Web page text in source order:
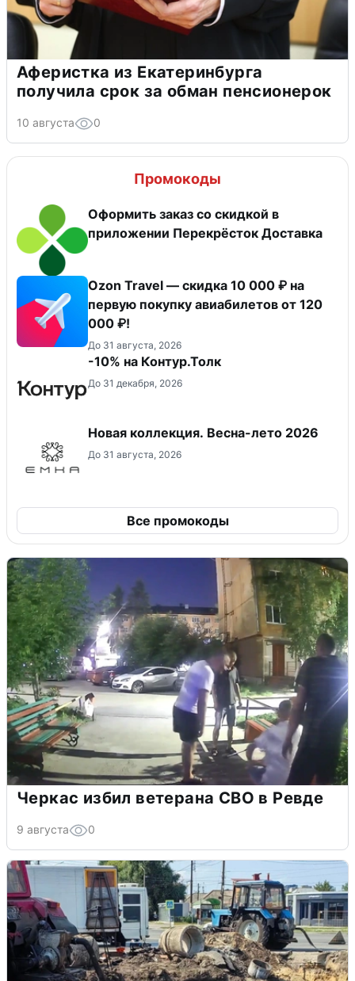
Аферистка из Екатеринбурга
получила срок за обман пенсионерок
10 августа 0
Промокоды
Оформить заказ со скидкой в
приложении Перекрёсток Доставка
Ozon Travel — скидка 10 000 ₽ на
первую покупку авиабилетов от 120
000 ₽!
До 31 августа, 2026
-10% на Контур.Толк
До 31 декабря, 2026
Новая коллекция. Весна-лето 2026
До 31 августа, 2026
Все промокоды
Черкас избил ветерана СВО в Ревде
9 августа 0